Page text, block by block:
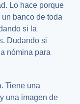
Lo hace porque
banco de toda
si la
Dudando si
nómina para
Tiene una
una imagen de